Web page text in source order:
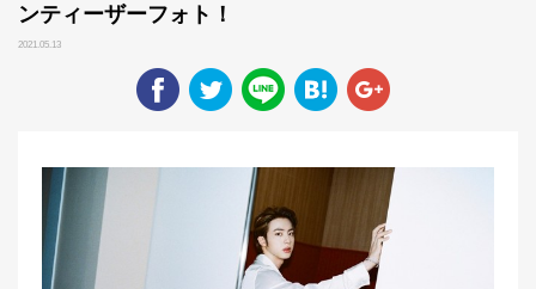
ンティーザーフォト！
2021.05.13